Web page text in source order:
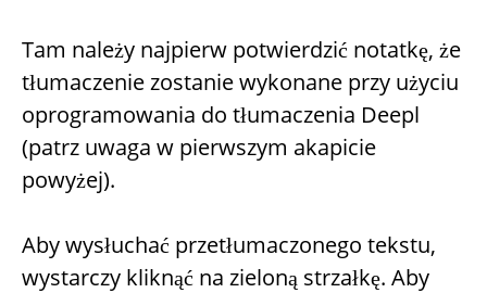
Tam należy najpierw potwierdzić notatkę, że
tłumaczenie zostanie wykonane przy użyciu
oprogramowania do tłumaczenia Deepl
(patrz uwaga w pierwszym akapicie
powyżej).
Aby wysłuchać przetłumaczonego tekstu,
wystarczy kliknąć na zieloną strzałkę. Aby